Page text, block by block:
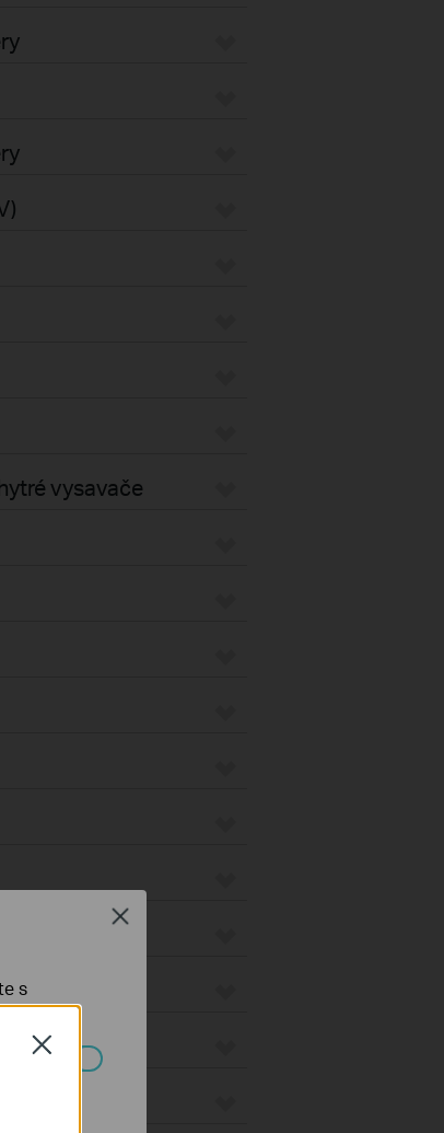
vysavače
Close
s
Close